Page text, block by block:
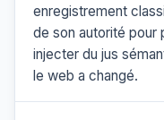
enregistrement
de son autorité pour
injecter du jus
le web a changé.